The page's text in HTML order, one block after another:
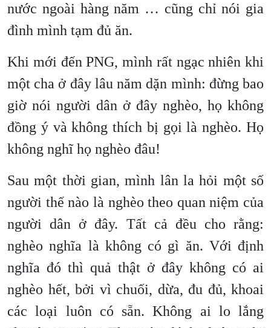
nước ngoài hàng năm … cũng chỉ nói gia
đình mình tạm đủ ăn.
Khi mới đến PNG, mình rất ngạc nhiên khi
một cha ở đây lâu năm dặn mình: đừng bao
giờ nói người dân ở đây nghèo, họ không
đồng ý và không thích bị gọi là nghèo. Họ
không nghĩ họ nghèo đâu!
Sau một thời gian, mình lân la hỏi một số
người thế nào là nghèo theo quan niệm của
người dân ở đây. Tất cả đều cho rằng:
nghèo nghĩa là không có gì ăn. Với định
nghĩa đó thì quả thật ở đây không có ai
nghèo hết, bởi vì chuối, dừa, đu đủ, khoai
các loại luôn có sẵn. Không ai lo lắng